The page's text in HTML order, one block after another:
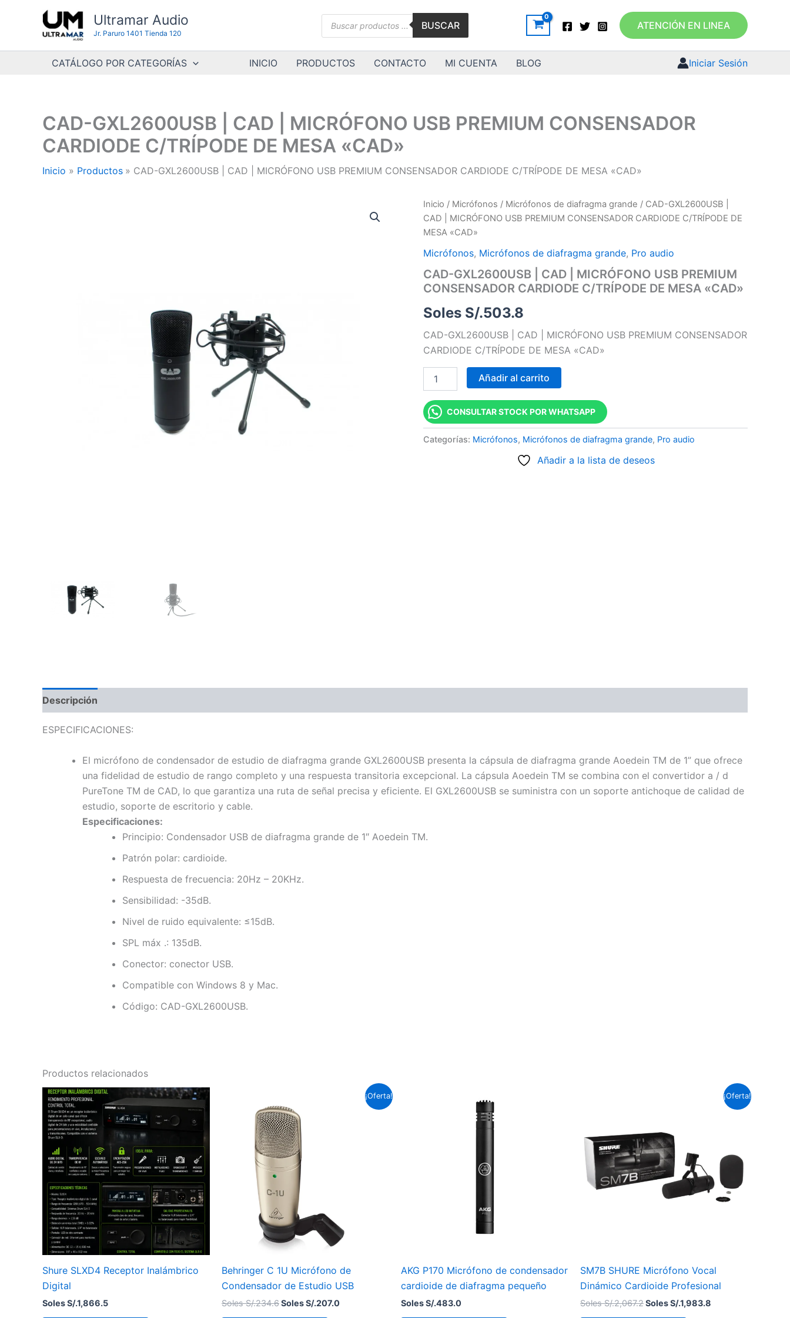
contenido
Ultramar Audio
Jr. Paruro 1401 Tienda 120
Búsqueda
BUSCAR ATENCIÓN EN LINEA
CATÁLOGO POR CATEGORÍAS INICIO PRODUCTOS CONTACTO MI CUENTA BLOG Iniciar Sesión
CAD-GXL2600USB | CAD | MICRÓFONO USB PREMIUM CONSENSADOR
CARDIODE C/TRÍPODE DE MESA «CAD»
Inicio Productos CAD-GXL2600USB | CAD | MICRÓFONO USB PREMIUM CONSENSADOR CARDIODE C/TRÍPODE DE MESA «CAD»
Inicio / Micrófonos / Micrófonos de diafragma grande / CAD-GXL2600USB |
CAD | MICRÓFONO USB PREMIUM CONSENSADOR CARDIODE C/TRÍPODE DE
MESA «CAD»
Micrófonos, Micrófonos de diafragma grande, Pro audio
CAD-GXL2600USB | CAD | MICRÓFONO USB PREMIUM
CONSENSADOR CARDIODE C/TRÍPODE DE MESA «CAD»
Soles S/.503.8
CAD-GXL2600USB | CAD | MICRÓFONO USB PREMIUM CONSENSADOR
CARDIODE C/TRÍPODE DE MESA «CAD»
CAD-
GXL2600USB
CAD
|
USB
PREMIUM
CONSENSADOR
CARDIODE
C/TRÍPODE
DE
"CAD"
cantidad
Añadir al carrito
CONSULTAR STOCK POR WHATSAPP
Categorías: Micrófonos, Micrófonos de diafragma grande, Pro audio
Añadir a la lista de deseos
Descripción
ESPECIFICACIONES:
El micrófono de condensador de estudio de diafragma grande GXL2600USB presenta la cápsula de diafragma grande Aoedein TM de 1” que ofrece
una fidelidad de estudio de rango completo y una respuesta transitoria excepcional. La cápsula Aoedein TM se combina con el convertidor a / d
PureTone TM de CAD, lo que garantiza una ruta de señal precisa y eficiente. El GXL2600USB se suministra con un soporte antichoque de calidad de
estudio, soporte de escritorio y cable.
Especificaciones:
Principio: Condensador USB de diafragma grande de 1″ Aoedein TM.
Patrón polar: cardioide.
Respuesta de frecuencia: 20Hz – 20KHz.
Sensibilidad: -35dB.
Nivel de ruido equivalente: ≤15dB.
SPL máx .: 135dB.
Conector: conector USB.
Compatible con Windows 8 y Mac.
Código: CAD-GXL2600USB.
Productos relacionados
Shure SLXD4 Receptor Inalámbrico
Digital
Soles S/.1,866.5
¡Oferta!
Behringer C 1U Micrófono de
Condensador de Estudio USB
Soles S/.234.6
original
era:
Soles
S/.234.6.
Soles S/.207.0
precio
AKG P170 Micrófono de condensador
cardioide de diafragma pequeño
Soles S/.483.0
¡Oferta!
SM7B SHURE Micrófono Vocal
Dinámico Cardioide Profesional
Soles S/.2,067.2
Soles
S/.2,067.2.
Soles S/.1,983.8
precio
actual